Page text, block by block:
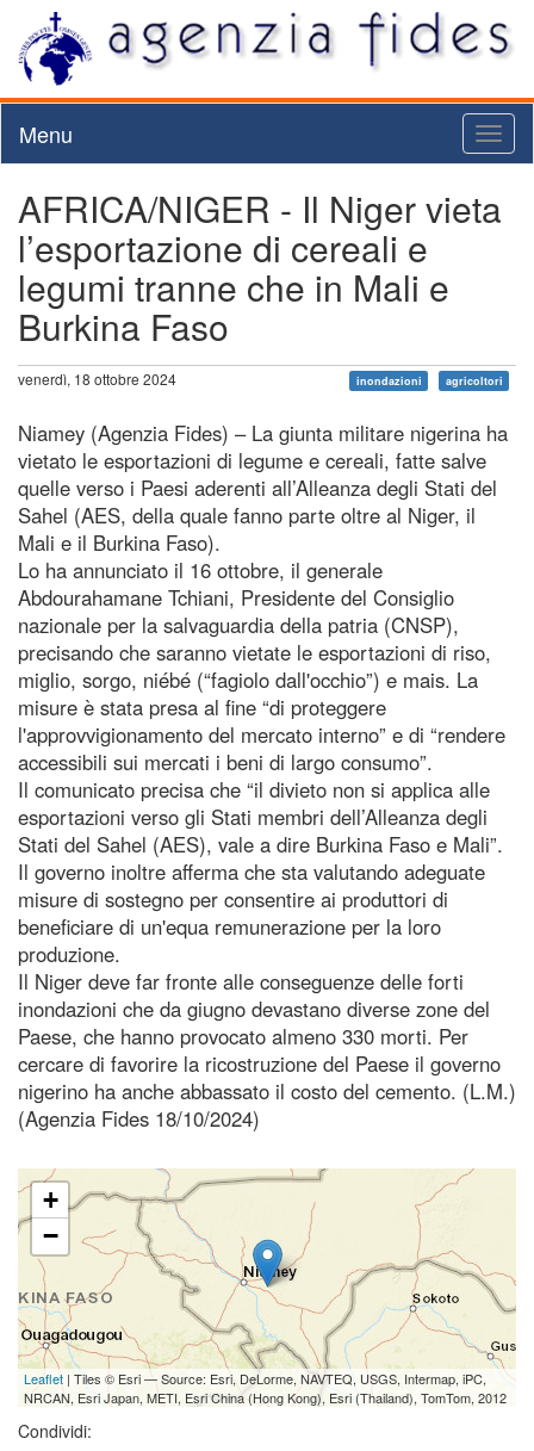
Menu
AFRICA/NIGER - Il Niger vieta
l’esportazione di cereali e
legumi tranne che in Mali e
Burkina Faso
venerdì, 18 ottobre 2024 inondazioni agricoltori
Niamey (Agenzia Fides) – La giunta militare nigerina ha
vietato le esportazioni di legume e cereali, fatte salve
quelle verso i Paesi aderenti all’Alleanza degli Stati del
Sahel (AES, della quale fanno parte oltre al Niger, il
Mali e il Burkina Faso).
Lo ha annunciato il 16 ottobre, il generale
Abdourahamane Tchiani, Presidente del Consiglio
nazionale per la salvaguardia della patria (CNSP),
precisando che saranno vietate le esportazioni di riso,
miglio, sorgo, niébé (“fagiolo dall'occhio”) e mais. La
misure è stata presa al fine “di proteggere
l'approvvigionamento del mercato interno” e di “rendere
accessibili sui mercati i beni di largo consumo”.
Il comunicato precisa che “il divieto non si applica alle
esportazioni verso gli Stati membri dell’Alleanza degli
Stati del Sahel (AES), vale a dire Burkina Faso e Mali”.
Il governo inoltre afferma che sta valutando adeguate
misure di sostegno per consentire ai produttori di
beneficiare di un'equa remunerazione per la loro
produzione.
Il Niger deve far fronte alle conseguenze delle forti
inondazioni che da giugno devastano diverse zone del
Paese, che hanno provocato almeno 330 morti. Per
cercare di favorire la ricostruzione del Paese il governo
nigerino ha anche abbassato il costo del cemento. (L.M.)
(Agenzia Fides 18/10/2024)
+
−
Leaflet | Tiles © Esri — Source: Esri, DeLorme, NAVTEQ, USGS, Intermap, iPC,
NRCAN, Esri Japan, METI, Esri China (Hong Kong), Esri (Thailand), TomTom, 2012
Condividi: